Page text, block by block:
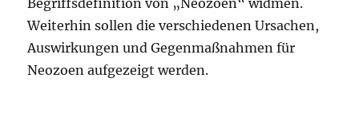
Begriffsdefinition von „Neozoen“ widmen.
Weiterhin sollen die verschiedenen Ursachen,
Auswirkungen und Gegenmaßnahmen für
Neozoen aufgezeigt werden.